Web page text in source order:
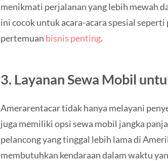
menikmati perjalanan yang lebih mewah
ini cocok untuk acara-acara spesial
pertemuan bisnis penting.
3. Layanan Sewa Mobil
Amerarentacar tidak hanya melayani
juga memiliki opsi sewa mobil jangka
pelancong yang tinggal lebih lama di
membutuhkan kendaraan dalam waktu